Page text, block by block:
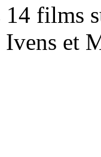
14 films
Ivens et